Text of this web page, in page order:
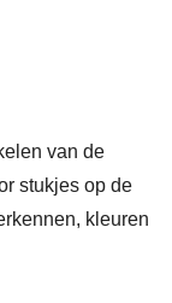
van de
stukjes op de
kleuren